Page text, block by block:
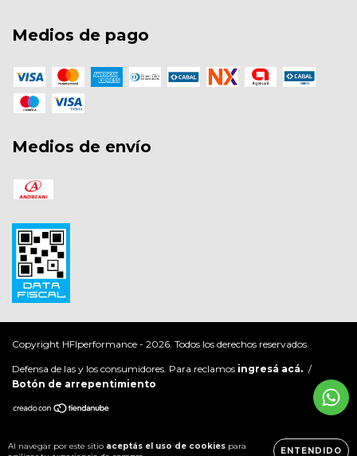
Al navegar por este sitio aceptás el uso de cookies para
ENTENDIDO
Medios de pago
Medios de envío
Copyright HFIperformance - 2026. Todos los derechos reservados.
Defensa de las y los consumidores. Para reclamos ingresá acá. /
Botón de arrepentimiento